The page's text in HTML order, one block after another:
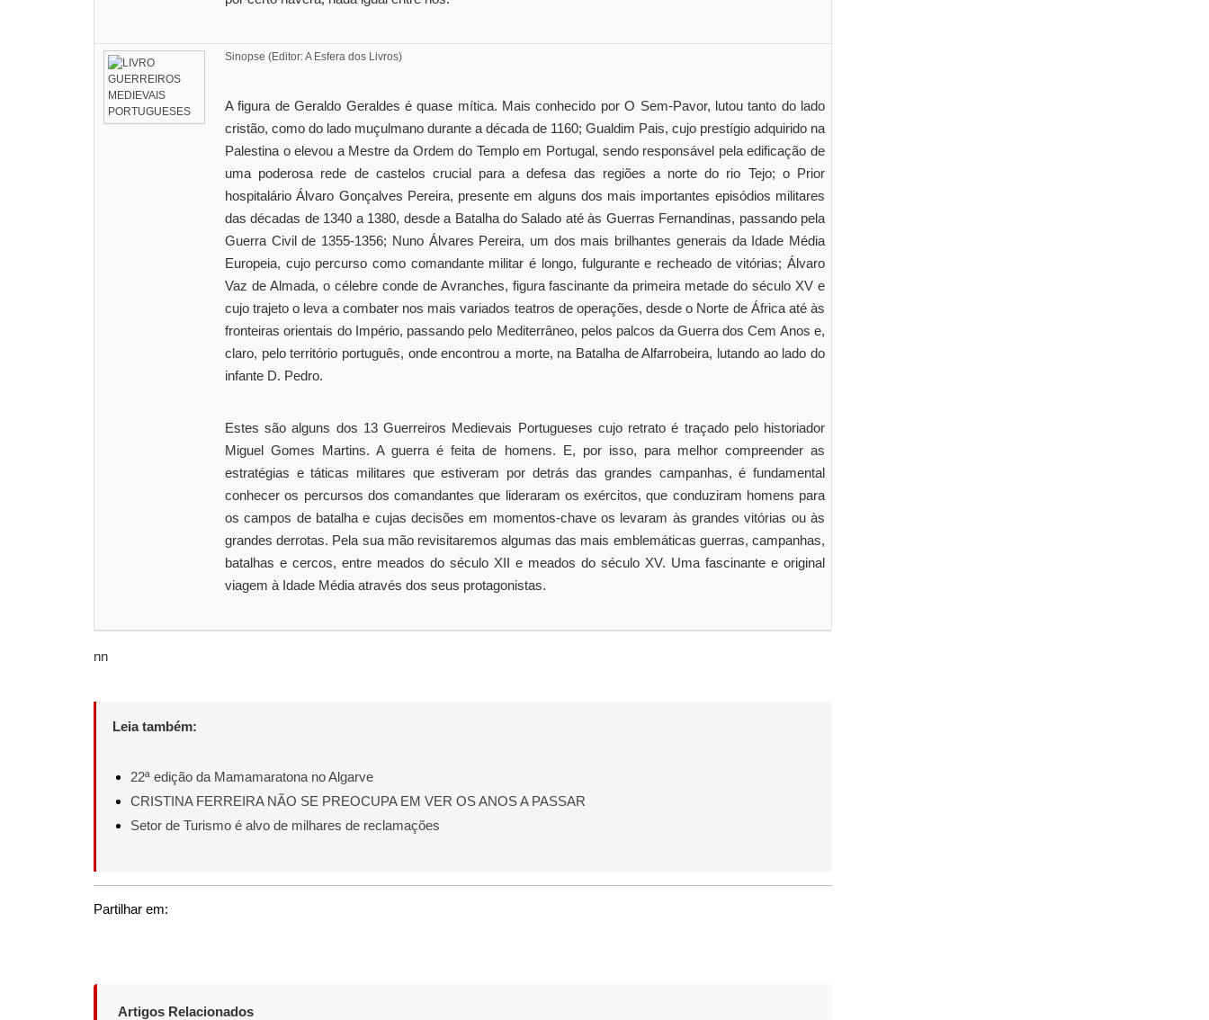
Sinopse (Editor: A Esfera dos Livros)
A figura de Geraldo Geraldes é quase mítica. Mais conhecido por O Sem-Pavor, lutou tanto do lado
cristão, como do lado muçulmano durante a década de 1160; Gualdim Pais, cujo prestígio adquirido na
Palestina o elevou a Mestre da Ordem do Templo em Portugal, sendo responsável pela edificação de
uma poderosa rede de castelos crucial para a defesa das regiões a norte do rio Tejo; o Prior
hospitalário Álvaro Gonçalves Pereira, presente em alguns dos mais importantes episódios militares
das décadas de 1340 a 1380, desde a Batalha do Salado até às Guerras Fernandinas, passando pela
Guerra Civil de 1355-1356; Nuno Álvares Pereira, um dos mais brilhantes generais da Idade Média
Europeia, cujo percurso como comandante militar é longo, fulgurante e recheado de vitórias; Álvaro
Vaz de Almada, o célebre conde de Avranches, figura fascinante da primeira metade do século XV e
cujo trajeto o leva a combater nos mais variados teatros de operações, desde o Norte de África até às
fronteiras orientais do Império, passando pelo Mediterrâneo, pelos palcos da Guerra dos Cem Anos e,
claro, pelo território português, onde encontrou a morte, na Batalha de Alfarrobeira, lutando ao lado do
infante D. Pedro.
Estes são alguns dos 13 Guerreiros Medievais Portugueses cujo retrato é traçado pelo historiador
Miguel Gomes Martins. A guerra é feita de homens. E, por isso, para melhor compreender as
estratégias e táticas militares que estiveram por detrás das grandes campanhas, é fundamental
conhecer os percursos dos comandantes que lideraram os exércitos, que conduziram homens para
os campos de batalha e cujas decisões em momentos-chave os levaram às grandes vitórias ou às
grandes derrotas. Pela sua mão revisitaremos algumas das mais emblemáticas guerras, campanhas,
batalhas e cercos, entre meados do século XII e meados do século XV. Uma fascinante e original
viagem à Idade Média através dos seus protagonistas.
nn
Leia também:
22ª edição da Mamamaratona no Algarve
CRISTINA FERREIRA NÃO SE PREOCUPA EM VER OS ANOS A PASSAR
Setor de Turismo é alvo de milhares de reclamações
Partilhar em:
Artigos Relacionados